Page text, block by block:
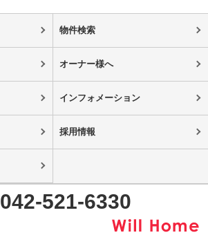
物件検索
オーナー様へ
インフォメーション
採用情報
042-521-6330